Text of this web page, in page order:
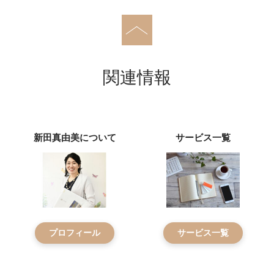
関連情報
新田真由美について
プロフィール
サービス一覧
サービス一覧